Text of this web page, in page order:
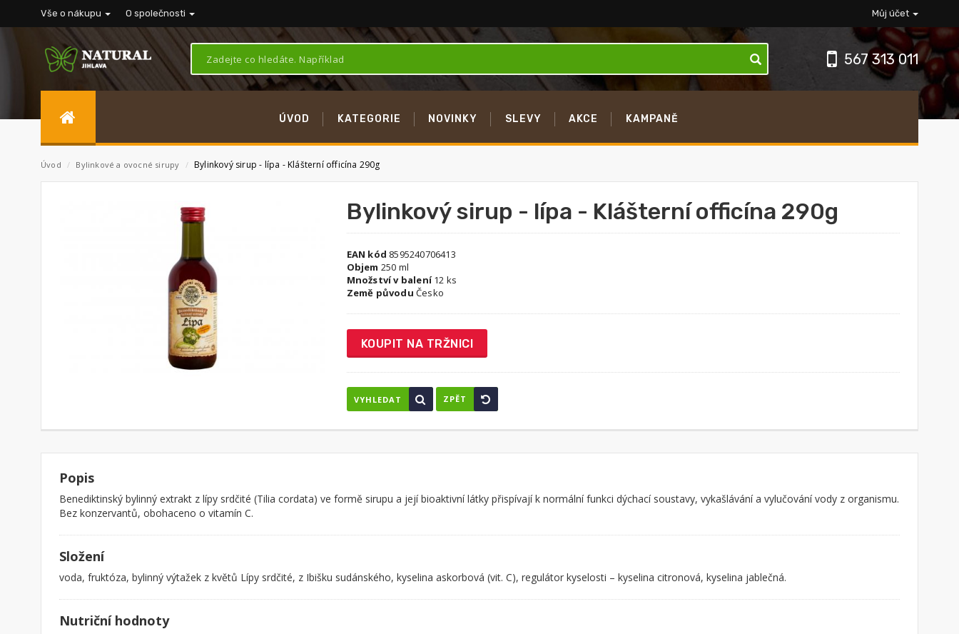
Vše o nákupu O společnosti Můj účet
567 313 011
ÚVOD KATEGORIE NOVINKY SLEVY AKCE KAMPANĚ
Úvod / Bylinkové a ovocné sirupy / Bylinkový sirup - lípa - Klášterní officína 290g
Bylinkový sirup - lípa - Klášterní officína 290g
EAN kód 8595240706413
Objem 250 ml
Množství v balení12 ks
Země původu Česko
KOUPIT NA TRŽNICI
VYHLEDAT ZPĚT
Popis
Benediktinský bylinný extrakt z lípy srdčité (Tilia cordata) ve formě sirupu a její bioaktivní látky přispívají k normální funkci dýchací soustavy, vykašlávání a vylučování vody z organismu.
Bez konzervantů, obohaceno o vitamín C.
Složení
voda, fruktóza, bylinný výtažek z květů Lípy srdčité, z Ibišku sudánského, kyselina askorbová (vit. C), regulátor kyselosti – kyselina citronová, kyselina jablečná.
Nutriční hodnoty